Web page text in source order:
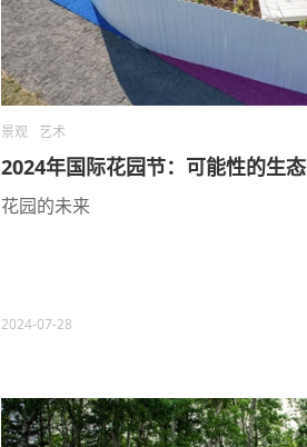
景观 艺术
2024年国际花园节：可能性的生态
花园的未来
2024-07-28